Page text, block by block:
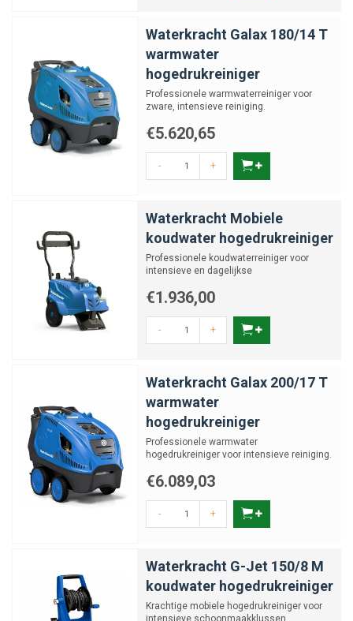
Waterkracht Galax 180/14 T
warmwater
hogedrukreiniger
Professionele warmwaterreiniger voor
zware, intensieve reiniging.
€5.620,65
- +
Waterkracht Mobiele
koudwater hogedrukreiniger
Professionele koudwaterreiniger voor
intensieve en dagelijkse
€1.936,00
- +
Waterkracht Galax 200/17 T
warmwater
hogedrukreiniger
Professionele warmwater
hogedrukreiniger voor intensieve reiniging.
€6.089,03
- +
Waterkracht G-Jet 150/8 M
koudwater hogedrukreiniger
Krachtige mobiele hogedrukreiniger voor
intensieve schoonmaakklussen.